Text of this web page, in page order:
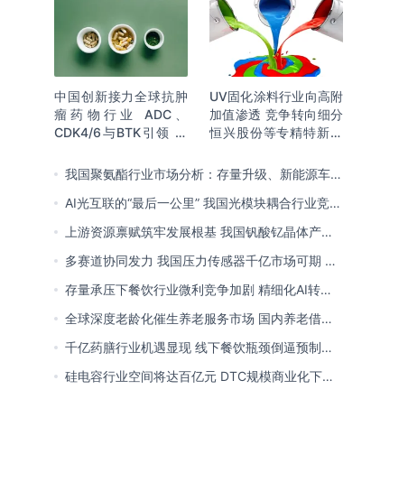
中国创新接力全球抗肿
瘤药物行业 ADC、
CDK4/6与BTK引领 医
格局成型
UV固化涂料行业向高附
加值渗透 竞争转向细分
恒兴股份等专精特新小
我国聚氨酯行业市场分析：存量升级、新能源车增
量爆发与内需托底
AI光互联的“最后一公里” 我国光模块耦合行业竞争
处于三角博弈格局
上游资源禀赋筑牢发展根基 我国钒酸钇晶体产能
领跑全球 行业有望迎来高速发展
多赛道协同发力 我国压力传感器千亿市场可期 市
场结构将向MEMS产品倾斜
存量承压下餐饮行业微利竞争加剧 精细化AI转型
与多元业态破解成本剪刀差
全球深度老龄化催生养老服务市场 国内养老借职
业资格制度迈向品质规范化发展
千亿药膳行业机遇显现 线下餐饮瓶颈倒逼预制
化、零食化转型 企业开启整合新局
硅电容行业空间将达百亿元 DTC规模商业化下